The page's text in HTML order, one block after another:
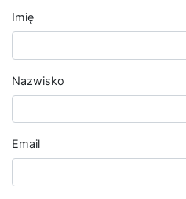
Imię
Nazwisko
Email